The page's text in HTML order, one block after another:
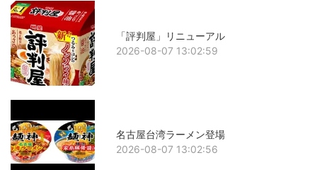
「評判屋」リニューアル
2026-08-07 13:02:59
名古屋台湾ラーメン登場
2026-08-07 13:02:56